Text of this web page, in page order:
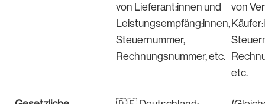
von Lieferant:innen und
Leistungsempfäng:innen,
Steuernummer,
Rechnungsnummer, etc.
von
etc.